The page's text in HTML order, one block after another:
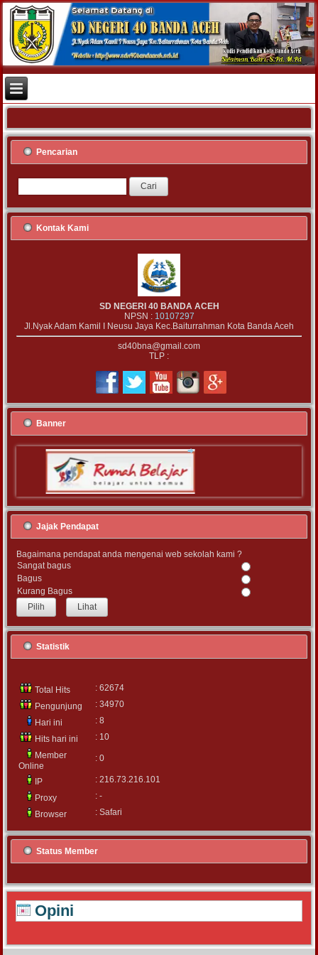
Pencarian
Kontak Kami
SD NEGERI 40 BANDA ACEH
NPSN : 10107297
Jl.Nyak Adam Kamil I Neusu Jaya Kec.Baiturrahman Kota Banda Aceh
sd40bna@gmail.com
TLP :
Banner
Jajak Pendapat
Bagaimana pendapat anda mengenai web sekolah kami ?
Sangat bagus
Bagus
Kurang Bagus
Lihat
Statistik
Total Hits
: 62674
Pengunjung
: 34970
Hari ini
: 8
Hits hari ini
: 10
Member
Online
: 0
IP
: 216.73.216.101
Proxy
: -
Browser
: Safari
Status Member
Opini